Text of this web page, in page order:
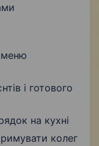
меню
і готового
на кухні
колег